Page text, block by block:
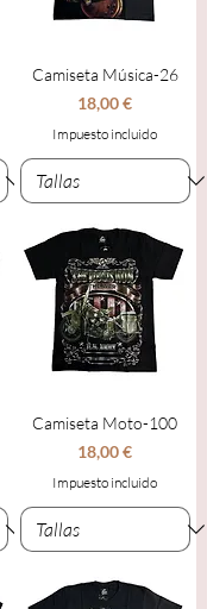
Camiseta Música-26
Precio
18,00 €
Impuesto incluido
Camiseta Moto-100
Precio
18,00 €
Impuesto incluido